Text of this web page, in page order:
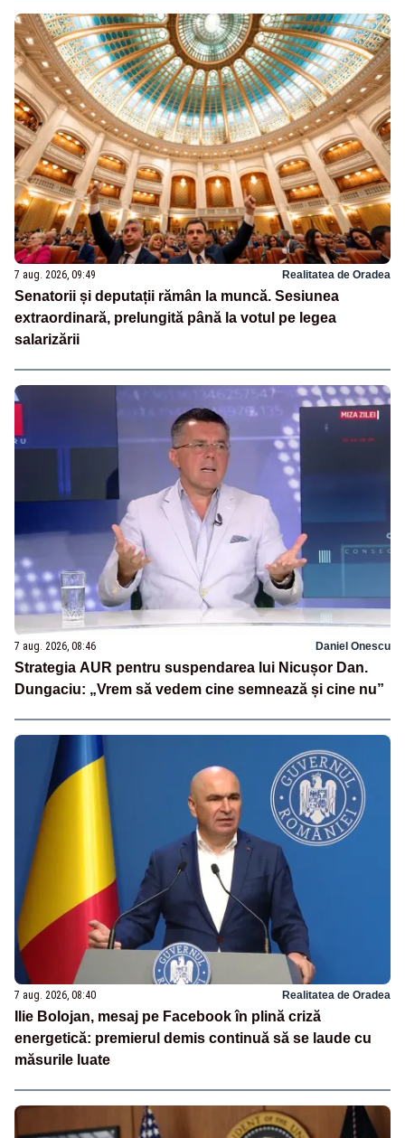
7 aug. 2026, 09:49 Realitatea de Oradea
Senatorii și deputații rămân la muncă. Sesiunea
extraordinară, prelungită până la votul pe legea
salarizării
7 aug. 2026, 08:46 Daniel Onescu
Strategia AUR pentru suspendarea lui Nicușor Dan.
Dungaciu: „Vrem să vedem cine semnează și cine nu”
7 aug. 2026, 08:40 Realitatea de Oradea
Ilie Bolojan, mesaj pe Facebook în plină criză
energetică: premierul demis continuă să se laude cu
măsurile luate